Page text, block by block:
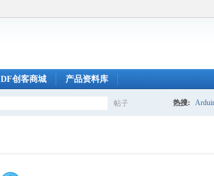
DF创客商城 产品资料库
帖子 热搜: